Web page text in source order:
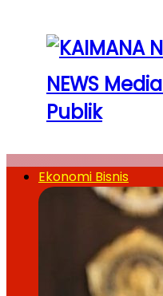
NEWS
Publik
Ekonomi Bisnis